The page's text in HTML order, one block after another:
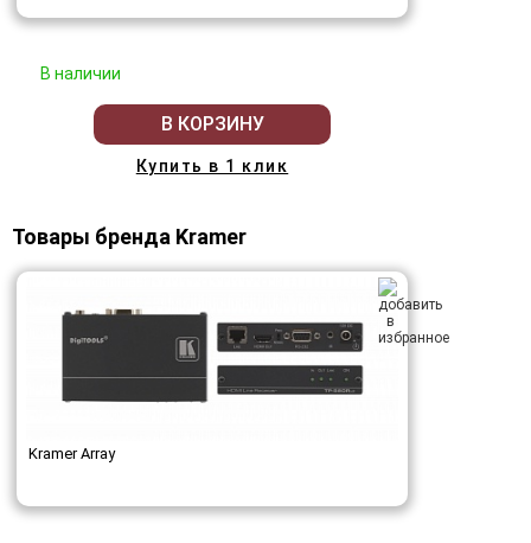
В наличии
В КОРЗИНУ
Купить в 1 клик
Товары бренда Kramer
Kramer Array